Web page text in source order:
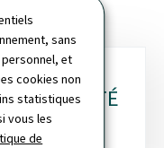
sans
et
cookies non
statistiques
vous les
de
SÉCURITÉ